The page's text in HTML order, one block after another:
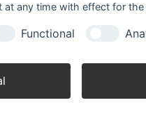
at any time with effect for the
Functional